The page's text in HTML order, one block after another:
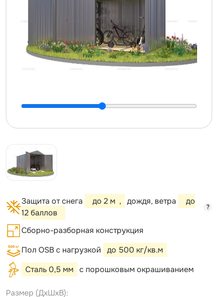
Защита от снега до 2 м , дождя, ветра
до
12 баллов
?
Сборно-разборная конструкция
Пол OSB с нагрузкой
до 500 кг/кв.м
Сталь 0,5 мм
с порошковым окрашиванием
Размер (ДxШxВ):